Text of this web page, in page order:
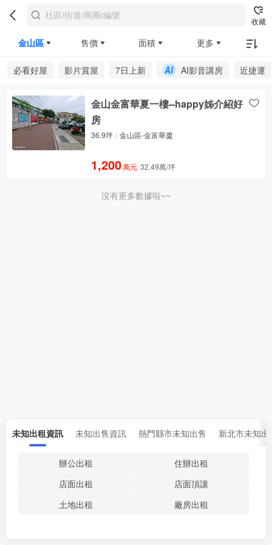
收藏
金山區 售價 面積 更多
必看好屋 影片賞屋 7日上新 AI影音講房 近捷運
金山金富華夏一樓--happy姊介紹好
房
36.9坪 金山區-金富華廈
1,200萬元 32.49萬/坪
沒有更多數據啦~~
未知出租資訊 未知出售資訊 熱門縣市未知出售 新北市未知出
辦公出租
住辦出租
店面出租
店面頂讓
土地出租
廠房出租